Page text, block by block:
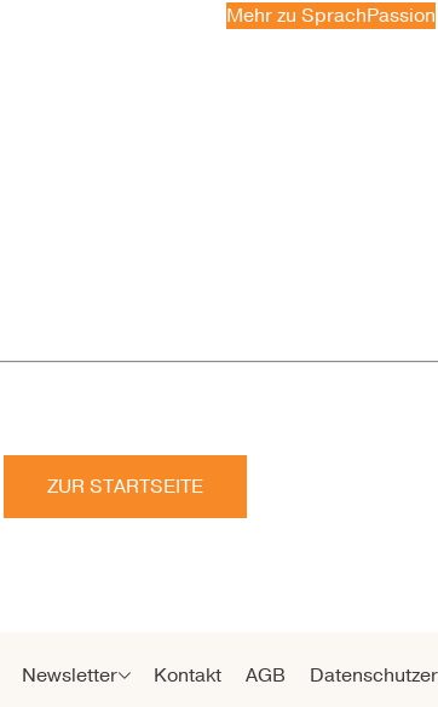
Mehr zu SprachPassion
ZUR STARTSEITE
Newsletter Kontakt AGB